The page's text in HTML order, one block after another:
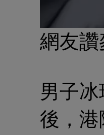
網友
男子
後，